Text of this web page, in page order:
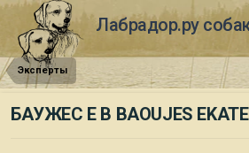
Лабрадор.ру
Эксперты
БАУЖЕС Е В BAOUJES